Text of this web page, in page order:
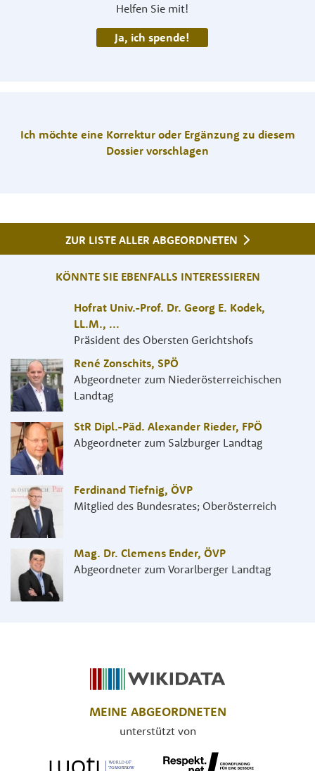
Helfen Sie mit!
Ja, ich spende!
Ich möchte eine Korrektur oder Ergänzung zu diesem
Dossier vorschlagen
ZUR LISTE ALLER ABGEORDNETEN
KÖNNTE SIE EBENFALLS INTERESSIEREN
Hofrat Univ.-Prof. Dr. Georg E. Kodek,
LL.M., ...
Präsident des Obersten Gerichtshofs
René Zonschits, SPÖ
Abgeordneter zum Niederösterreichischen
Landtag
StR Dipl.-Päd. Alexander Rieder, FPÖ
Abgeordneter zum Salzburger Landtag
Ferdinand Tiefnig, ÖVP
Mitglied des Bundesrates; Oberösterreich
Mag. Dr. Clemens Ender, ÖVP
Abgeordneter zum Vorarlberger Landtag
MEINE ABGEORDNETEN
unterstützt von